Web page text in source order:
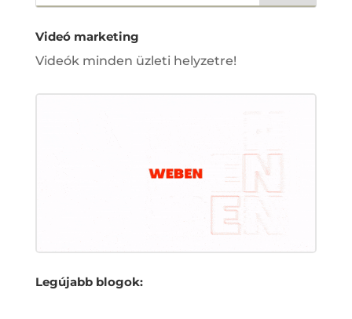
Videó marketing
Videók minden üzleti helyzetre!
Legújabb blogok: